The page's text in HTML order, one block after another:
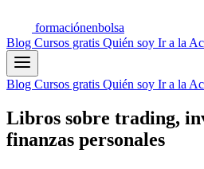
formaciónenbolsa
Blog Cursos gratis Quién soy Ir a la
Blog Cursos gratis Quién soy Ir a la
Libros sobre trading,
finanzas personales